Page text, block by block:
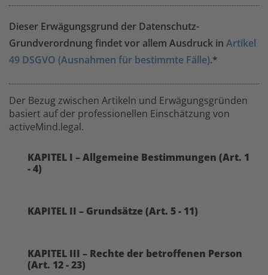
Dieser Erwägungsgrund der Datenschutz-
Grundverordnung findet vor allem Ausdruck in Artikel
49 DSGVO (Ausnahmen für bestimmte Fälle).*
Der Bezug zwischen Artikeln und Erwägungsgründen
basiert auf der professionellen Einschätzung von
activeMind.legal.
KAPITEL I – Allgemeine Bestimmungen (Art. 1
- 4)
KAPITEL II – Grundsätze (Art. 5 - 11)
KAPITEL III – Rechte der betroffenen Person
(Art. 12 - 23)